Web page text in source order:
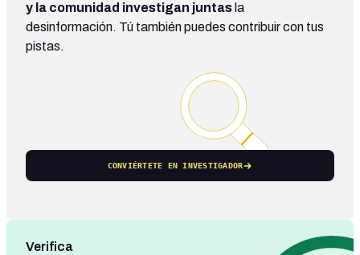
y la comunidad investigan juntas la
desinformación. Tú también puedes contribuir con tus
pistas.
CONVIÉRTETE EN INVESTIGADOR
Verifica